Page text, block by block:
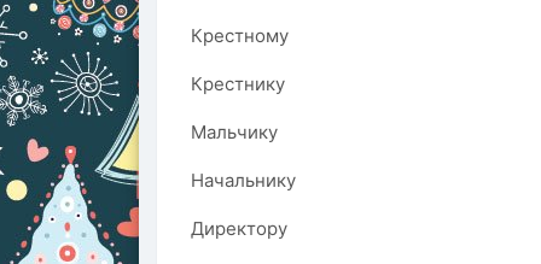
Крестному
Крестнику
Мальчику
Начальнику
Директору